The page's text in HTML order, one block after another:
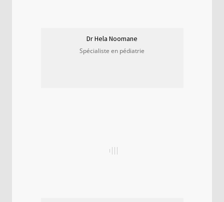
Dr Hela Noomane
Spécialiste en pédiatrie